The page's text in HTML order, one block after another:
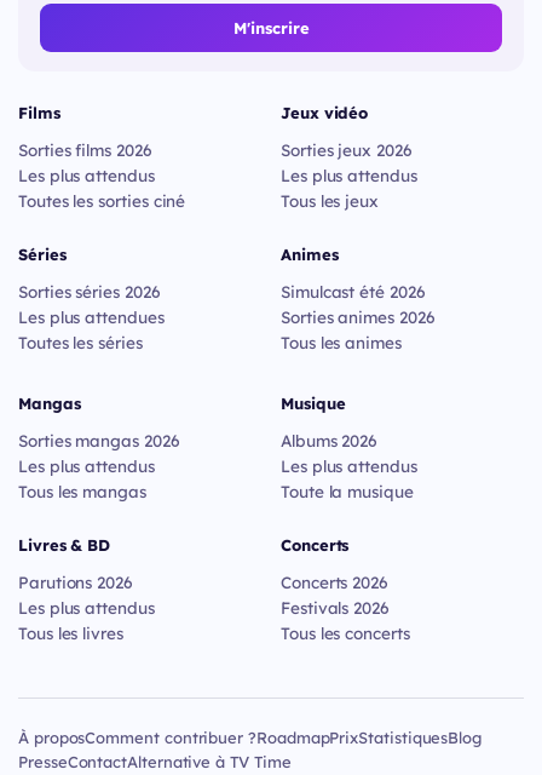
M'inscrire
Films
Sorties films 2026
Les plus attendus
Toutes les sorties ciné
Séries
Sorties séries 2026
Les plus attendues
Toutes les séries
Jeux vidéo
Sorties jeux 2026
Les plus attendus
Tous les jeux
Animes
Simulcast été 2026
Sorties animes 2026
Tous les animes
Mangas
Sorties mangas 2026
Les plus attendus
Tous les mangas
Livres & BD
Parutions 2026
Les plus attendus
Tous les livres
Musique
Albums 2026
Les plus attendus
Toute la musique
Concerts
Concerts 2026
Festivals 2026
Tous les concerts
À proposComment contribuer ?RoadmapPrixStatistiquesBlog
PresseContactAlternative à TV Time